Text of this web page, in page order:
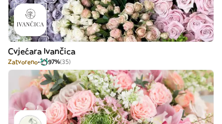
Cvjećara Ivančica
Zatvoreno 97%(35)